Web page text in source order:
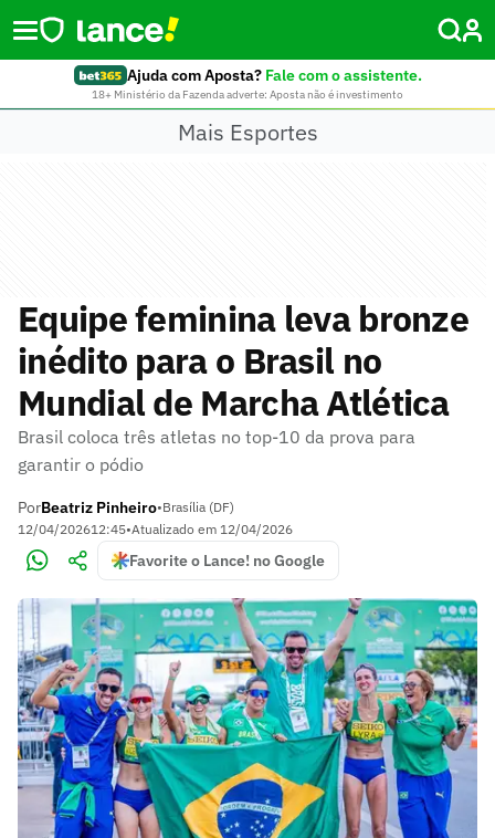
Ajuda com Aposta? Fale com o assistente.
18+ Ministério da Fazenda adverte: Aposta não é investimento
Mais Esportes
Equipe feminina leva bronze
inédito para o Brasil no
Mundial de Marcha Atlética
Brasil coloca três atletas no top-10 da prova para
garantir o pódio
PorBeatriz Pinheiro•Brasília (DF)
12/04/202612:45•Atualizado em 12/04/2026
Favorite o Lance! no Google